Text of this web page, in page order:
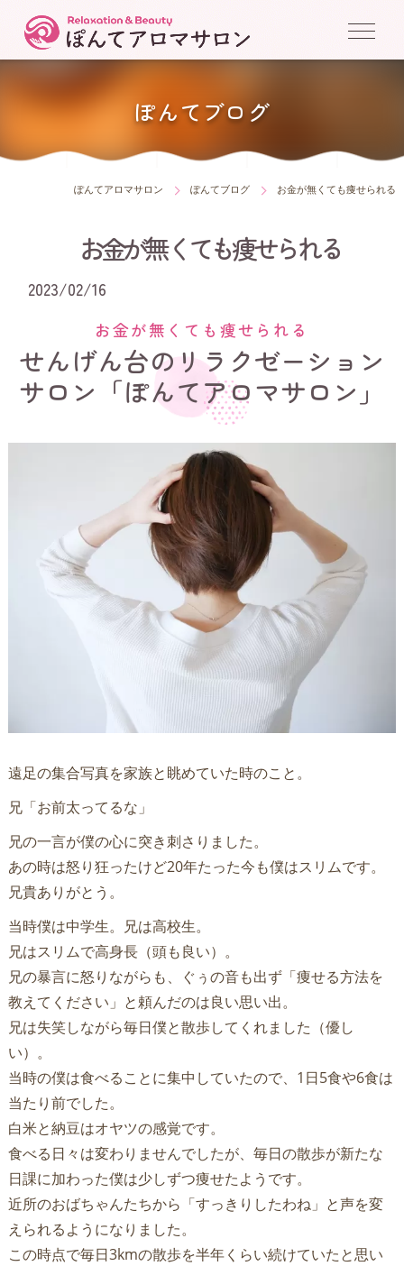
ぽんてブログ
ぽんてアロマサロン ぽんてブログ お金が無くても痩せられる
お金が無くても痩せられる
2023/02/16
せんげん台のリラクゼーション
サロン「ぽんてアロマサロン」
お金が無くても痩せられる
遠足の集合写真を家族と眺めていた時のこと。
兄「お前太ってるな」
兄の一言が僕の心に突き刺さりました。
あの時は怒り狂ったけど20年たった今も僕はスリムです。
兄貴ありがとう。
当時僕は中学生。兄は高校生。
兄はスリムで高身長（頭も良い）。
兄の暴言に怒りながらも、ぐぅの音も出ず「痩せる方法を
教えてください」と頼んだのは良い思い出。
兄は失笑しながら毎日僕と散歩してくれました（優し
い）。
当時の僕は食べることに集中していたので、1日5食や6食は
当たり前でした。
白米と納豆はオヤツの感覚です。
食べる日々は変わりませんでしたが、毎日の散歩が新たな
日課に加わった僕は少しずつ痩せたようです。
近所のおばちゃんたちから「すっきりしたわね」と声を変
えられるようになりました。
この時点で毎日3kmの散歩を半年くらい続けていたと思い